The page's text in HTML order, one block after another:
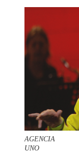
AGENCIA
UNO